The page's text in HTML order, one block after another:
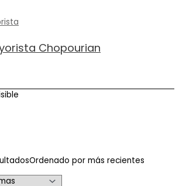
Chopourian
Ordenado por más recientes